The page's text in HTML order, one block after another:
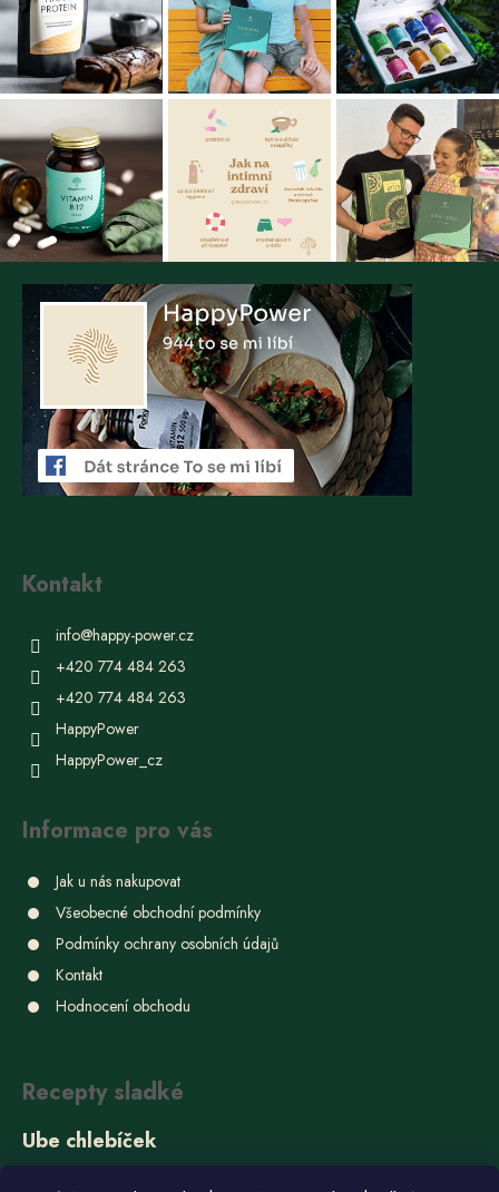
Kontakt
info@happy-power.cz
+420 774 484 263
+420 774 484 263
HappyPower
HappyPower_cz
Informace pro vás
Jak u nás nakupovat
Všeobecné obchodní podmínky
Podmínky ochrany osobních údajů
Kontakt
Hodnocení obchodu
Recepty sladké
Ube chlebíček